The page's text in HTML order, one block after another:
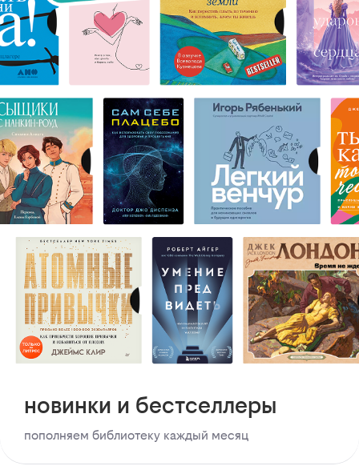
новинки и бестселлеры
пополняем библиотеку каждый месяц